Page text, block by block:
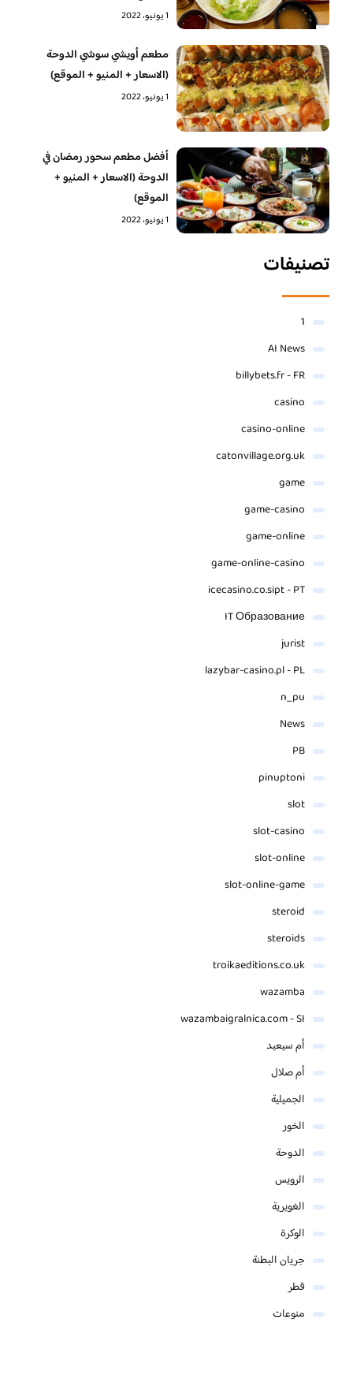
1 يونيو، 2022
مطعم أويشي سوشي الدوحة
(الاسعار + المنيو + الموقع)
1 يونيو، 2022
أفضل مطعم سحور رمضان في
الدوحة (الاسعار + المنيو +
الموقع)
1 يونيو، 2022
تصنيفات
1
AI News
billybets.fr - FR
casino
casino-online
catonvillage.org.uk
game
game-casino
game-online
game-online-casino
icecasino.co.sipt - PT
IT Образование
jurist
lazybar-casino.pl - PL
n_pu
News
PB
pinuptoni
slot
slot-casino
slot-online
slot-online-game
steroid
steroids
troikaeditions.co.uk
wazamba
wazambaigralnica.com - SI
أم سيعيد
أم صلال
الجميلية
الخور
الدوحة
الرويس
الغويرية
الوكرة
جريان البطنة
قطر
منوعات